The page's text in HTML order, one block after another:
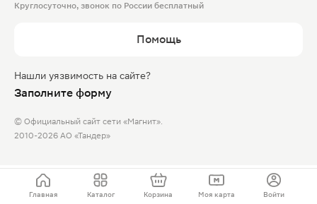
Круглосуточно, звонок по России бесплатный
Помощь
Нашли уязвимость на сайте?
Заполните форму
© Официальный сайт сети «Магнит».
2010-2026 АО «Тандер»
Главная Каталог Корзина Моя карта Войти